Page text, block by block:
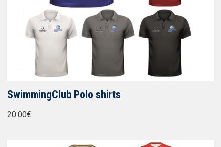
SwimmingClub Polo shirts
20.00€